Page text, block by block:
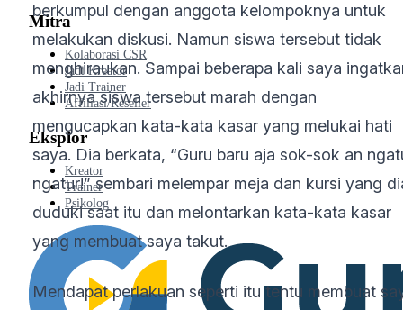
berkumpul dengan anggota kelompoknya untuk
melakukan diskusi. Namun siswa tersebut tidak
menghiraukan. Sampai beberapa kali saya
akhirnya siswa tersebut marah dengan
mengucapkan kata-kata kasar yang melukai hati
saya. Dia berkata, “Guru baru aja sok-sok an
ngatur!” sembari melempar meja dan kursi yang
duduki saat itu dan melontarkan kata-kata kasar
yang membuat saya takut.
Mendapat perlakuan seperti itu tentu membuat
Mitra
Kolaborasi CSR
Jadi Kreator
Jadi Trainer
Affiliasi/Reseller
Eksplor
Kreator
Trainer
Psikolog